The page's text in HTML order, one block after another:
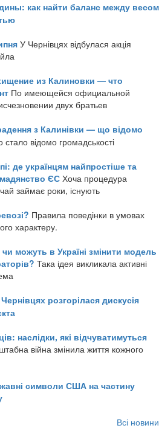
как найти баланс между весом
У Чернівцях відбулася акція
из Калиновки — что
По имеющейся официальной
двух братьев
з Калинівки — що відомо
стало відомо громадськості
де українцям найпростіше та
ЄС Хоча процедура
займає роки, існують
Правила поведінки в умовах
характеру.
можуть в Україні змінити модель
Така ідея викликала активні
розгорілася дискусія
наслідки, які відчуватимуться
війна змінила життя кожного
символи США на частину
Всі новини